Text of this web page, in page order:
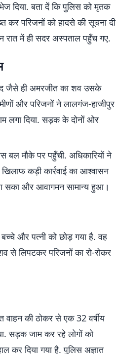
दिया. बता दें कि पुलिस को मृतक
कर परिजनों को हादसे की सूचना दी
रात में ही सदर अस्पताल पहुँच गए.
जैसे ही अमरजीत का शव उसके
और परिजनों ने लालगंज-हाजीपुर
लगा दिया. सड़क के दोनों ओर
बल मौके पर पहुँची. अधिकारियों ने
कड़ी कार्रवाई का आश्वासन
सका और आवागमन सामान्य हुआ।
और पत्नी को छोड़ गया है. वह
से लिपटकर परिजनों का रो-रोकर
वाहन की ठोकर से एक 32 वर्षीय
सड़क जाम कर रहे लोगों को
कर दिया गया है. पुलिस अज्ञात